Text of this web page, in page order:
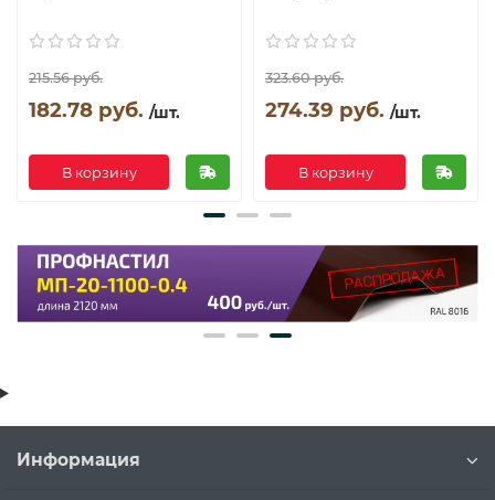
215.56 руб.
182.78 руб. /шт.
В корзину
323.60 руб.
274.39 руб. /шт.
В корзину
Информация